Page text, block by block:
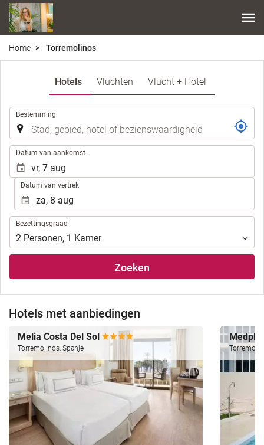
Home Torremolinos
Hotels Vluchten Vlucht + Hotel
Bestemming
Datum van aankomst
Datum van vertrek
Bezettingsgraad
Bezettingsgraad
2 Personen, 1 Kamer
Zoeken
Hotels met aanbiedingen
Melia Costa Del Sol
Torremolinos, Spanje